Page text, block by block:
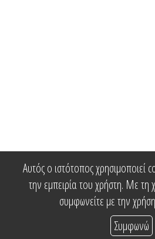
Αυτός ο ιστότοπος χρησιμοποιεί
την εμπειρία του χρήστη. Με τη
συμφωνείτε με την
Συμφωνώ